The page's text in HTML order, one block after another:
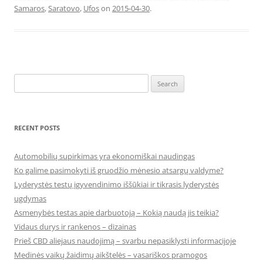
Samaros,Saratovo, Ufoson 2015-04-30.
for:
RECENT POSTS
Automobilių supirkimas yra ekonomiškai naudingas
Ko galime pasimokyti iš gruodžio mėnesio atsargų valdyme?
Lyderystės testų įgyvendinimo iššūkiai ir tikrasis lyderystės
ugdymas
Asmenybės testas apie darbuotoją – Kokią naudą jis teikia?
Vidaus durys ir rankenos – dizainas
Prieš CBD aliejaus naudojimą – svarbu nepasiklysti informacijoje
Medinės vaikų žaidimų aikštelės – vasariškos pramogos